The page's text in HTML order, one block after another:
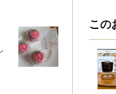
この